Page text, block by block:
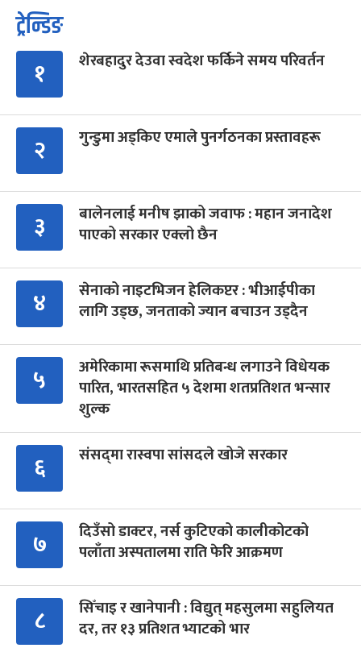
ट्रेन्डिङ
१ शेरबहादुर देउवा स्वदेश फर्किने समय परिवर्तन
२ गुन्डुमा अड्किए एमाले पुनर्गठनका प्रस्तावहरू
३
बालेनलाई मनीष झाको जवाफ : महान जनादेश
पाएको सरकार एक्लो छैन
४
सेनाको नाइटभिजन हेलिकप्टर : भीआईपीका
लागि उड्छ, जनताको ज्यान बचाउन उड्दैन
५
अमेरिकामा रूसमाथि प्रतिबन्ध लगाउने विधेयक
पारित, भारतसहित ५ देशमा शतप्रतिशत भन्सार
शुल्क
६ संसद्‍मा रास्वपा सांसदले खोजे सरकार
७
दिउँसो डाक्टर, नर्स कुटिएको कालीकोटको
पलाँता अस्पतालमा राति फेरि आक्रमण
८
सिँचाइ र खानेपानी : विद्युत् महसुलमा सहुलियत
दर, तर १३ प्रतिशत भ्याटको भार